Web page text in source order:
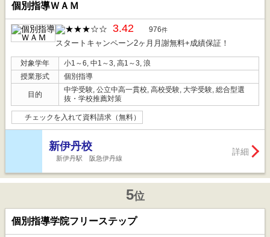
個別指導ＷＡＭ
3.42 976件
スタートキャンペーン2ヶ月月謝無料+成績保証！
対象学年
小1～6, 中1～3, 高1～3, 浪
授業形式
個別指導
目的
中学受験, 公立中高一貫校, 高校受験, 大学受験, 総合型選
抜・学校推薦対策
チェックを入れて資料請求（無料）
新伊丹校
新伊丹駅 阪急伊丹線
詳細
5位
個別指導学院フリーステップ